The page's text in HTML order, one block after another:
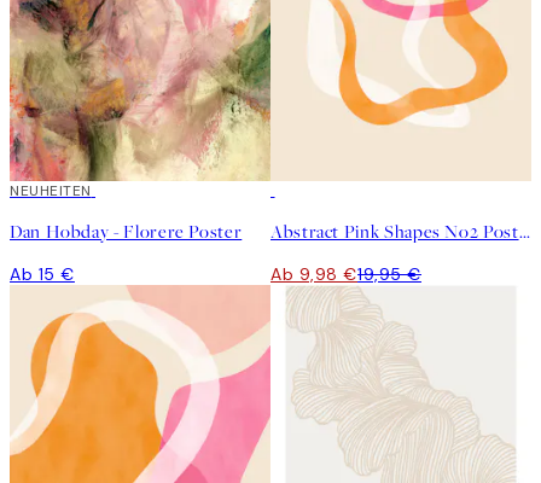
NEUHEITEN
Dan Hobday - Florere Poster
Ab 15 €
Abstract Pink Shapes No2 Poster
Ab 9,98 €19,95 €